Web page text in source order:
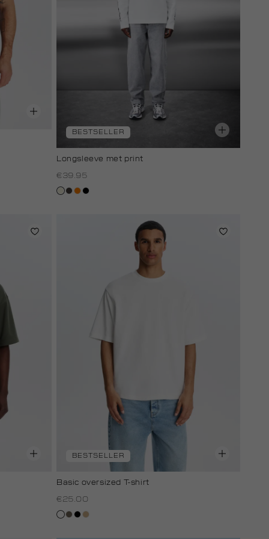
BESTSELLER
Longsleeve met print
€39.95
wit,choco
oranje
zwart
BESTSELLER
Basic oversized T-shirt
€25.00
witlichtbruin
zwart
tan